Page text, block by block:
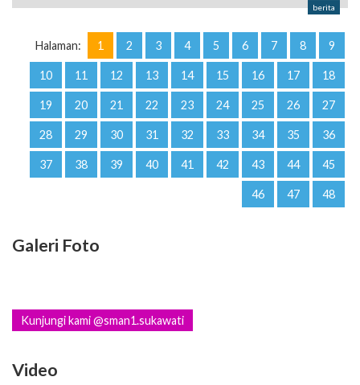
berita
Halaman: 1 2 3 4 5 6 7 8 9
10 11 12 13 14 15 16 17 18
19 20 21 22 23 24 25 26 27
28 29 30 31 32 33 34 35 36
37 38 39 40 41 42 43 44 45
46 47 48
Galeri Foto
Kunjungi kami @sman1.sukawati
Video